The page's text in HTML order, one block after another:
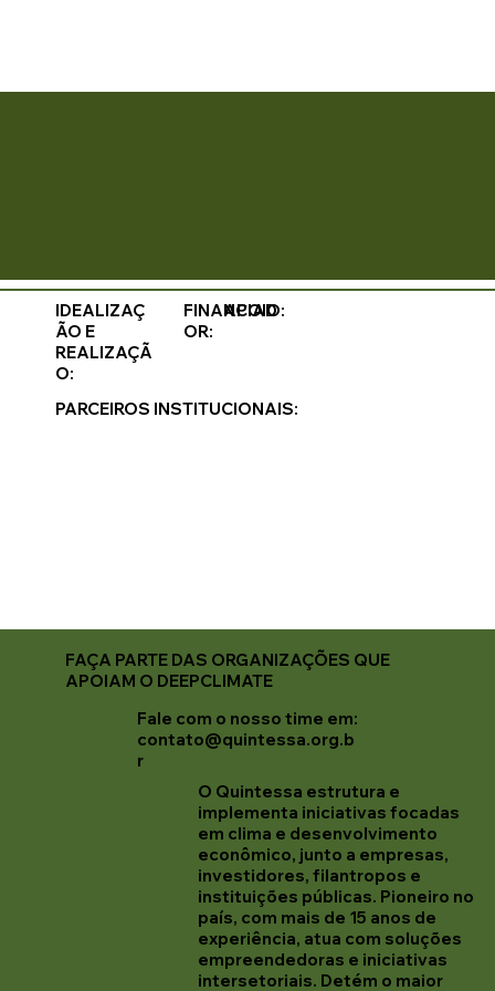
FINANCIAD
OR:
IDEALIZAÇ
ÃO E
REALIZAÇÃ
O:
APOIO:
PARCEIROS INSTITUCIONAIS:
FAÇA PARTE DAS ORGANIZAÇÕES QUE
APOIAM O DEEPCLIMATE
Fale com o nosso time em:
contato@quintessa.org.b
r
O Quintessa estrutura e
implementa iniciativas focadas
em clima e desenvolvimento
econômico, junto a empresas,
investidores, filantropos e
instituições públicas. Pioneiro no
país, com mais de 15 anos de
experiência, atua com soluções
empreendedoras e iniciativas
intersetoriais. Detém o maior